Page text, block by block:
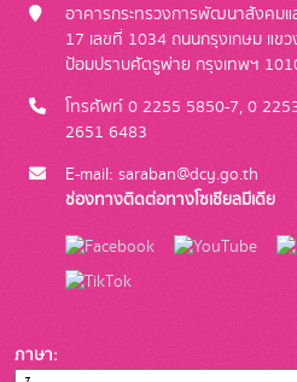
อาคารกระทรวงการพัฒนาสังคม
17 เลขที่ 1034 ถนนกรุงเกษม แข
ป้อมปราบศัตรูพ่าย กรุงเทพฯ
โทรศัพท์ 0 2255 5850-7, 0
2651 6483
E-mail: saraban@dcy.go.th
ช่องทางติดต่อทางโซเชียลมีเดีย
ภาษา